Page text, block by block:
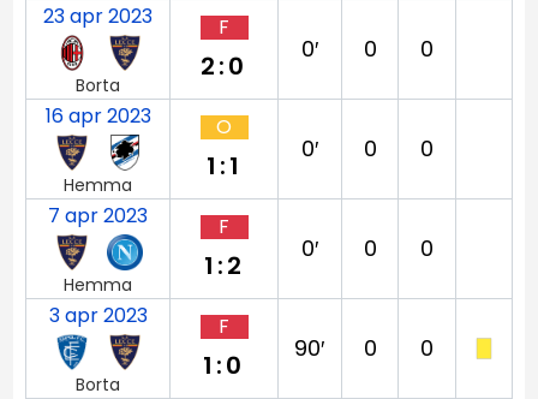
23 apr 2023
Borta
F
2:0
0′ 0 0
16 apr 2023
Hemma
O
1:1
0′ 0 0
7 apr 2023
Hemma
F
1:2
0′ 0 0
3 apr 2023
Borta
F
1:0
90′ 0 0